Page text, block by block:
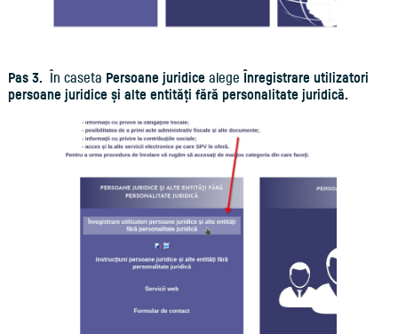
Pas 3. În caseta Persoane juridice alege Înregistrare utilizatori
persoane juridice și alte entități fără personalitate juridică.